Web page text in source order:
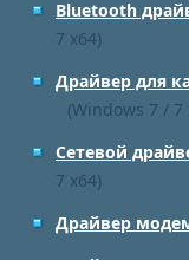
Bluetooth
7 x64)
Драйвер для
(Windows 7 / 7
Сетевой
7 x64)
Драйвер